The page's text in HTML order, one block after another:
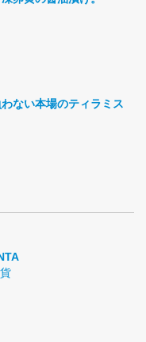
ない本場のティラミス。